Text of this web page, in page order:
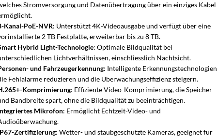
Stromversorgung und Datenübertragung über ein einziges Kabel
Kanal-PoE-NVR: Unterstützt 4K-Videoausgabe und verfügt über eine
2 TB Festplatte, erweiterbar bis zu 8 TB.
Hybrid Light-Technologie: Optimale Bildqualität bei
Lichtverhältnissen, einschliesslich Nachtsicht.
und Fahrzeugerkennung: Intelligente
Fehlalarme reduzieren und die Überwachungseffizienz steigern.
Komprimierung: Effiziente Video-Komprimierung, die Speicher
Bandbreite spart, ohne die Bildqualität zu beeinträchtigen.
Mikrofon: Ermöglicht Echtzeit-Video- und
Zertifizierung: Wetter- und staubgeschützte Kameras, geeignet für